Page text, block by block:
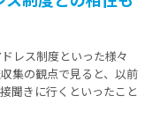
レス制度といった様々
集の観点で見ると、以前
聞きに行くといったこと